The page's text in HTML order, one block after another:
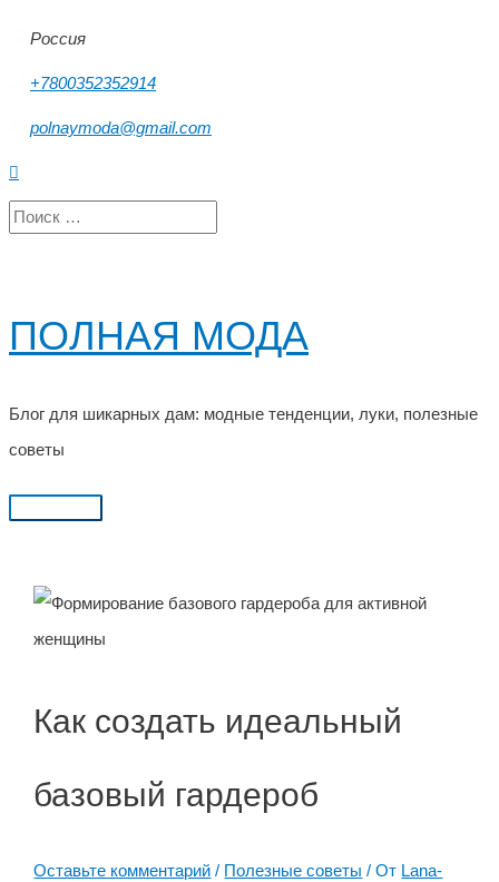
содержимому
Россия
+7800352352914
polnaymoda@gmail.com
Search
ПОЛНАЯ МОДА
Блог для шикарных дам: модные тенденции, луки, полезные
советы
Главное
Как создать идеальный
базовый гардероб
Оставьте комментарий / Полезные советы / От Lana-